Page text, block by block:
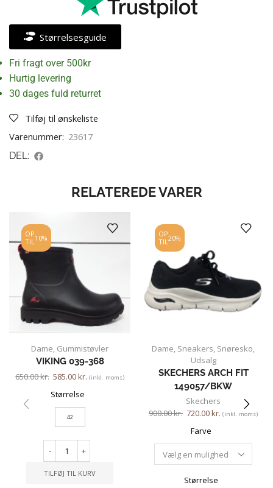
Størrelsesguide
Fri fragt over 500kr
Hurtig levering
30 dages fuld returret
Tilføj til ønskeliste
Varenummer: 23617
DEL:
RELATEREDE VARER
OP
TIL10%
Dame, Gummistøvler
VIKING 039-368
650.00kr. 585.00kr. (inkl. moms)
Størrelse
42
- +
TILFØJ TIL KURV
OP
TIL20%
Dame, Sneakers, Snøresko,
Udsalg
SKECHERS ARCH FIT
149057/BKW
Skechers
900.00kr. 720.00kr. (inkl. moms)
Farve
Størrelse